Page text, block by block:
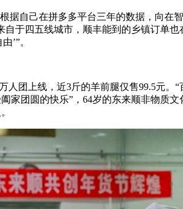
据自己在拼多多平台三年的数据，向
于四五线城市，顺丰能到的乡镇订单
’”。
团上线，近3斤的羊前腿仅售99.5元
团圆的快乐”，64岁的东来顺非物质